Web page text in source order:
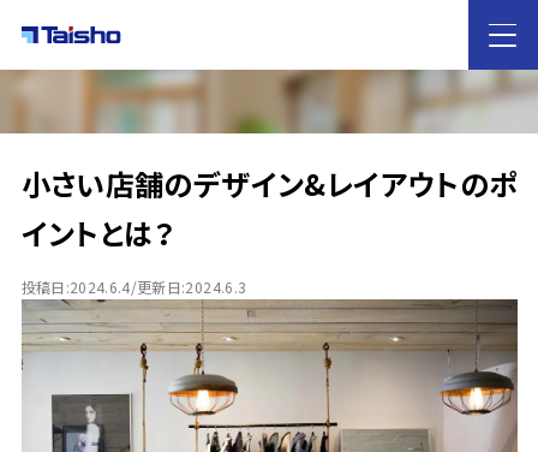
HOME
大昌工芸の 特徴
サービス案内
店舗デザイン・店舗設計
内装工事
什器レンタル
業態別のご提案
カフェ・飲食店
ホテル
歯科医院
雑貨屋
イベントブース
物販
アパレル
施工実績
小さい店舗のデザイン&レイアウトのポ
イントとは？
投稿日:2024.6.4/更新日:2024.6.3